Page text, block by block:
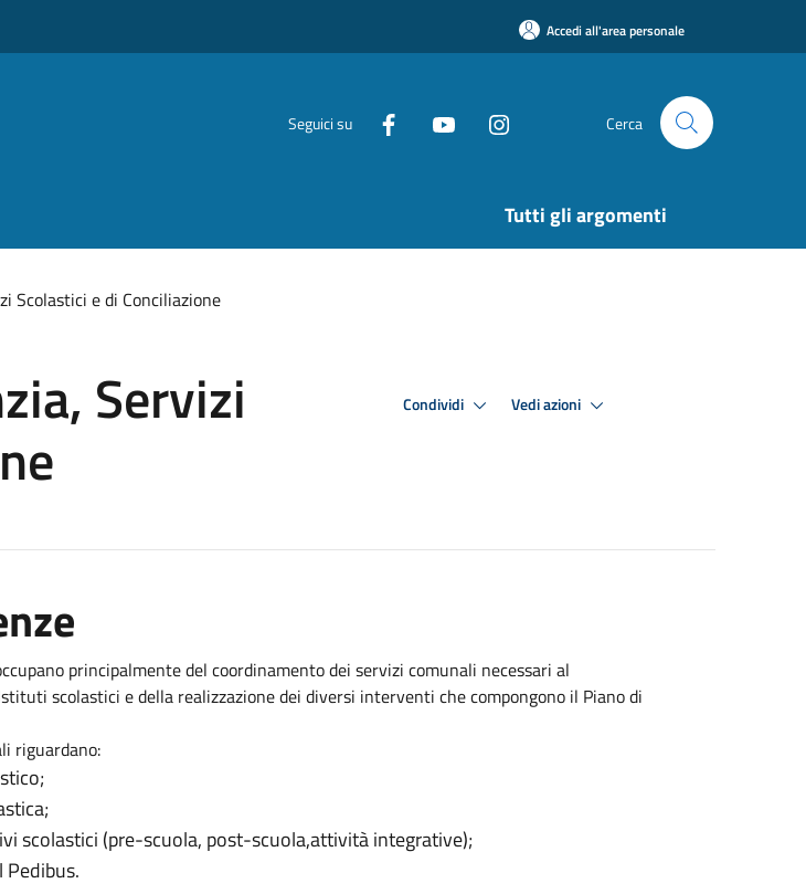
Accedi all'area personale
Seguici su Cerca
Tutti gli argomenti
Scolastici e di Conciliazione
Servizi Condividi Vedi azioni
principalmente del coordinamento dei servizi comunali necessari al
scolastici e della realizzazione dei diversi interventi che compongono il Piano di
riguardano:
scolastici (pre-scuola, post-scuola,attività integrative);